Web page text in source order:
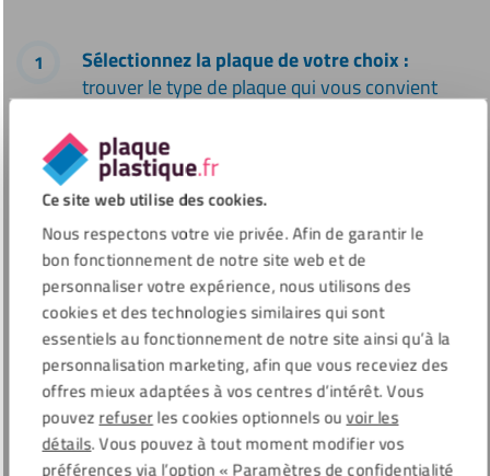
Ce site web utilise des cookies.
Nous respectons votre vie privée. Afin de garantir le
bon fonctionnement de notre site web et de
personnaliser votre expérience, nous utilisons des
cookies et des technologies similaires qui sont
essentiels au fonctionnement de notre site ainsi qu’à la
personnalisation marketing, afin que vous receviez des
offres mieux adaptées à vos centres d’intérêt. Vous
pouvezrefuserles cookies optionnels ouvoir les
détails. Vous pouvez à tout moment modifier vos
préférences via l’option « Paramètres de confidentialité
Sélectionnez la plaque de votre choix :
trouver le type de plaque qui vous convient
Renseignez les dimensions souhaitées :
personnalisez votre plaque de calfeutrage en
indiquant la hauteur et la largeur souhaitées,
ainsi que le diamètre du trou pour tuyau
d'évacuation (prévoyez une marge de + 0,5
cm).
Ajoutez des accessoires :complétez votre
panier avec des accessoires nécessaires pour la
méthode de montage avec taquet de fixation.
Validez votre commande :votre panier